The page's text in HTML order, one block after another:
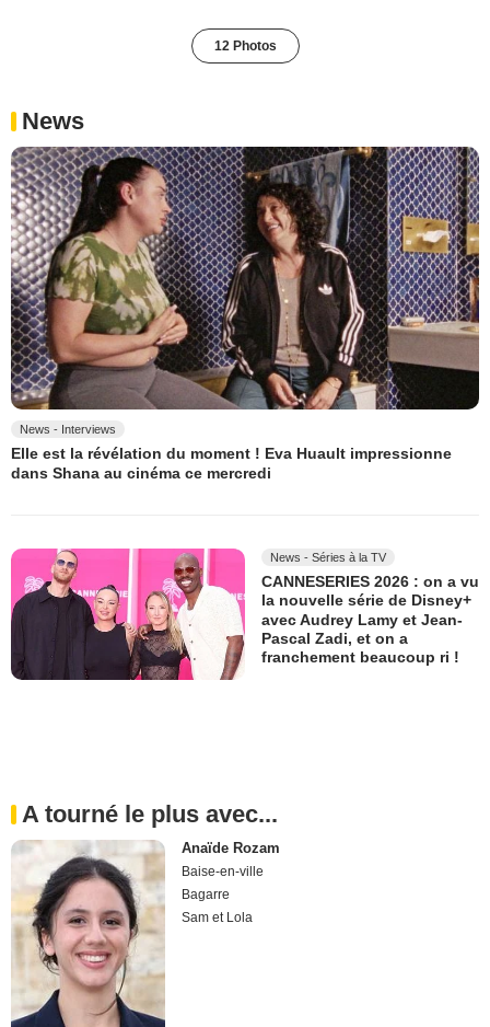
12 Photos
News
News - Interviews
Elle est la révélation du moment ! Eva Huault impressionne
dans Shana au cinéma ce mercredi
News - Séries à la TV
CANNESERIES 2026 : on a vu
la nouvelle série de Disney+
avec Audrey Lamy et Jean-
Pascal Zadi, et on a
franchement beaucoup ri !
A tourné le plus avec...
Anaïde Rozam
Baise-en-ville
Bagarre
Sam et Lola